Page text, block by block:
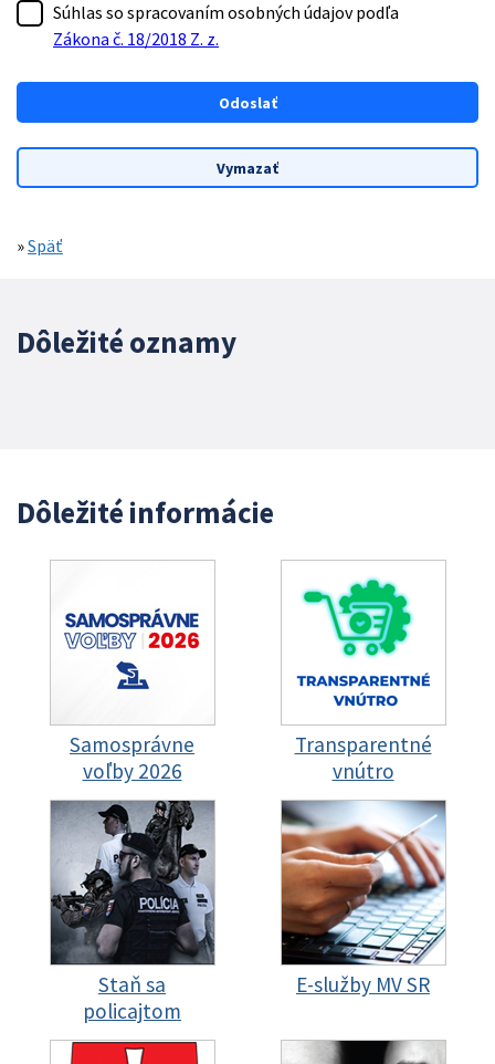
Súhlas so spracovaním osobných údajov podľa
Zákona č. 18/2018 Z. z.
»Späť
Dôležité oznamy
Dôležité informácie
Samosprávne
voľby 2026
Transparentné
vnútro
Staň sa
policajtom
E-služby MV SR